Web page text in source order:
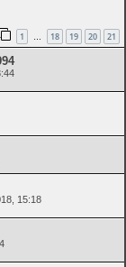
1 … 18 19 20 21
15:18